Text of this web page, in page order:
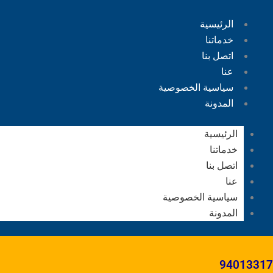
الرئيسية
خدماتنا
اتصل بنا
عنا
سياسية الخصوصية
المدونة
الرئيسية
خدماتنا
اتصل بنا
عنا
سياسية الخصوصية
المدونة
94013317